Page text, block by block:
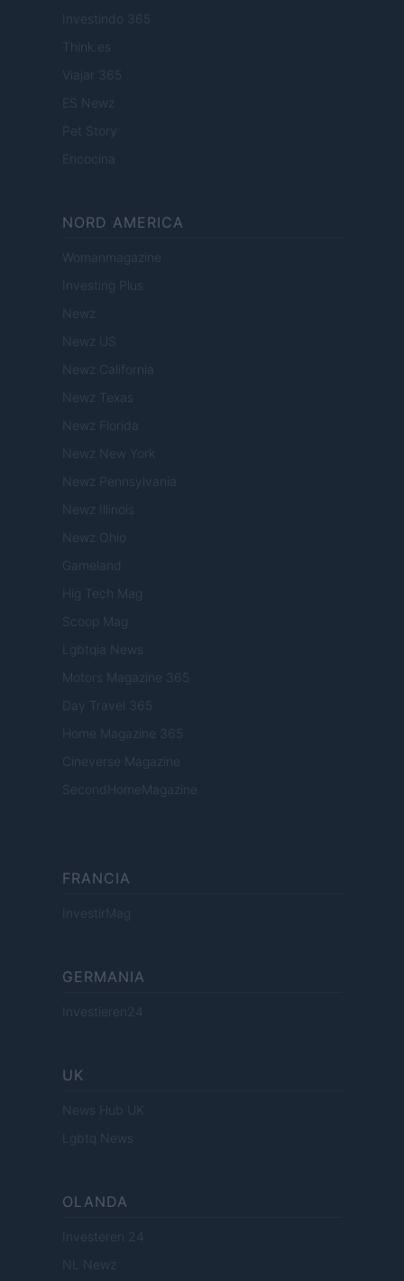
Investindo 365
Think.es
Viajar 365
ES Newz
Pet Story
Encocina
NORD AMERICA
Womanmagazine
Investing Plus
Newz
Newz US
Newz California
Newz Texas
Newz Florida
Newz New York
Newz Pennsylvania
Newz Illinois
Newz Ohio
Gameland
Hig Tech Mag
Scoop Mag
Lgbtqia News
Motors Magazine 365
Day Travel 365
Home Magazine 365
Cineverse Magazine
SecondHomeMagazine
FRANCIA
InvestirMag
GERMANIA
Investieren24
UK
News Hub UK
Lgbtq News
OLANDA
Investeren 24
NL Newz